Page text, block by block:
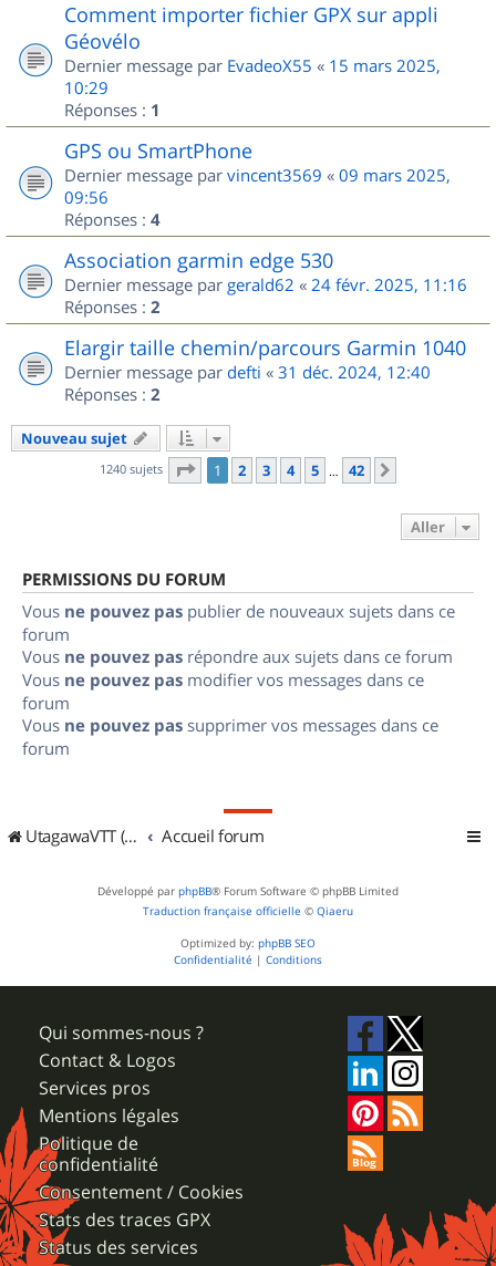
Comment importer fichier GPX sur appli
Géovélo
Dernier message par EvadeoX55 « 15 mars 2025,
10:29
Réponses : 1
GPS ou SmartPhone
Dernier message par vincent3569 « 09 mars 2025,
09:56
Réponses : 4
Association garmin edge 530
Dernier message par gerald62 « 24 févr. 2025, 11:16
Réponses : 2
Elargir taille chemin/parcours Garmin 1040
Dernier message par defti « 31 déc. 2024, 12:40
Réponses : 2
Nouveau sujet
1240 sujets Page 1sur
1 2 3 4 5 … 42
Aller
PERMISSIONS DU FORUM
Vous ne pouvez pas publier de nouveaux sujets dans ce
forum
Vous ne pouvez pas répondre aux sujets dans ce forum
Vous ne pouvez pas modifier vos messages dans ce
forum
Vous ne pouvez pas supprimer vos messages dans ce
forum
UtagawaVTT (Randos VTT et VTTAE avec traces GPS) Accueil forum
Développé par phpBB® Forum Software © phpBB Limited
Traduction française officielle © Qiaeru
Optimized by: phpBB SEO
Confidentialité | Conditions
Qui sommes-nous ?
Contact & Logos
Services pros
Mentions légales
Politique de
confidentialité
Consentement / Cookies
Stats des traces GPX
Status des services